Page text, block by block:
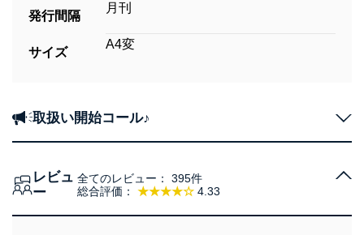
発行間隔
月刊
サイズ
A4変
取扱い開始コール♪
レビュ
ー
総合評価： ★★★★☆ 4.33
全てのレビュー： 395件